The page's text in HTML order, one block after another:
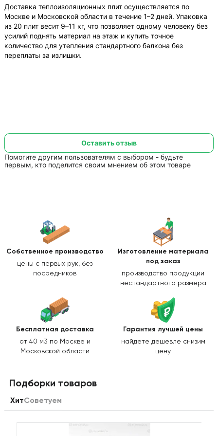
Доставка теплоизоляционных плит осуществляется по
Москве и Московской области в течение 1–2 дней. Упаковка
из 20 плит весит 9–11 кг, что позволяет одному человеку без
усилий поднять материал на этаж и купить точное
количество для утепления стандартного балкона без
переплаты за излишки.
Помогите другим пользователям с выбором - будьте
первым, кто поделится своим мнением об этом товаре
Оставить отзыв
Собственное производство
цены с первых рук, без
посредников
Изготовление материала
под заказ
производство продукции
нестандартного размера
Бесплатная доставка
от 40 м3 по Москве и
Московской области
Гарантия лучшей цены
найдете дешевле снизим
цену
Подборки товаров
ХитСоветуем